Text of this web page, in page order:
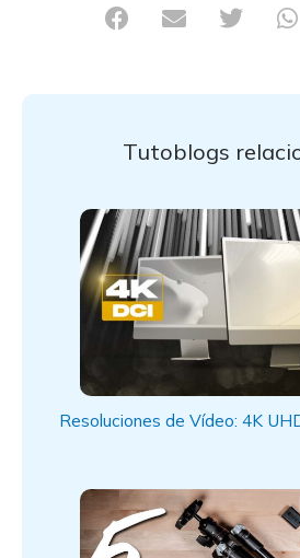
Tutoblogs
Resoluciones de Vídeo: 4K